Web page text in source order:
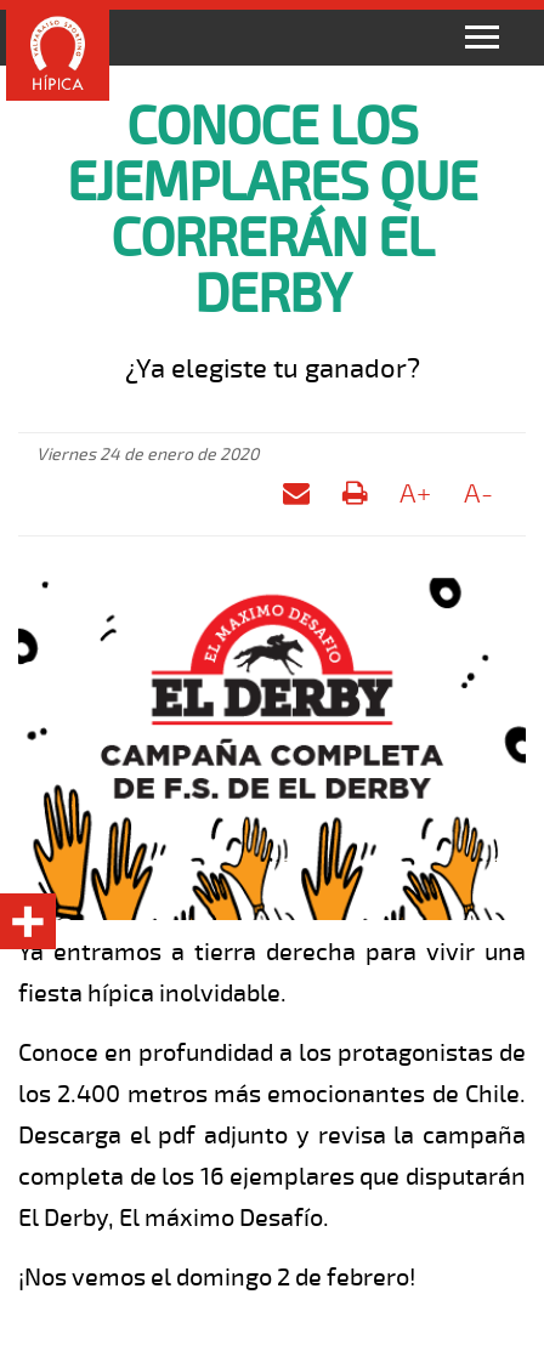
CONOCE LOS
EJEMPLARES QUE
CORRERÁN EL
DERBY
¿Ya elegiste tu ganador?
Viernes 24 de enero de 2020
A+ A-
Ya entramos a tierra derecha para vivir una
fiesta hípica inolvidable.
Conoce en profundidad a los protagonistas de
los 2.400 metros más emocionantes de Chile.
Descarga el pdf adjunto y revisa la campaña
completa de los 16 ejemplares que disputarán
El Derby, El máximo Desafío.
¡Nos vemos el domingo 2 de febrero!